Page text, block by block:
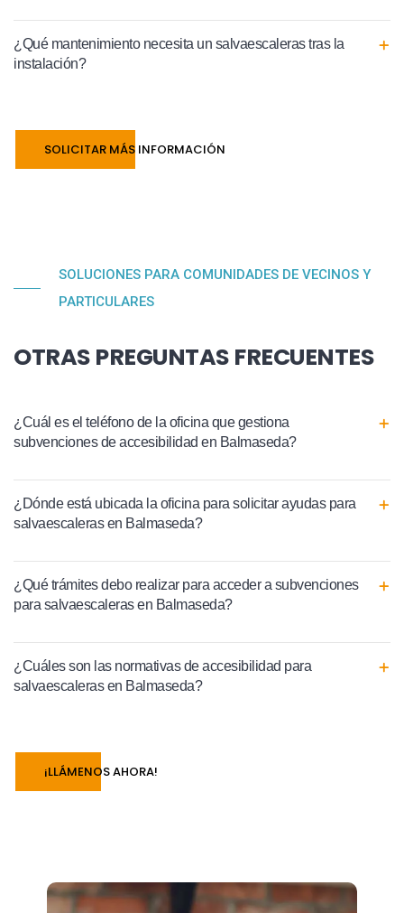
¿Qué mantenimiento necesita un salvaescaleras tras la
instalación?
SOLICITAR MÁS INFORMACIÓN
SOLUCIONES PARA COMUNIDADES DE VECINOS Y
PARTICULARES
OTRAS PREGUNTAS FRECUENTES
¿Cuál es el teléfono de la oficina que gestiona
subvenciones de accesibilidad en Balmaseda?
¿Dónde está ubicada la oficina para solicitar ayudas para
salvaescaleras en Balmaseda?
¿Qué trámites debo realizar para acceder a subvenciones
para salvaescaleras en Balmaseda?
¿Cuáles son las normativas de accesibilidad para
salvaescaleras en Balmaseda?
¡LLÁMENOS AHORA!